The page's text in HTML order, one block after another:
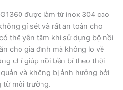
được làm từ inox 304 cao
gỉ sét và rất an toàn cho
thể yên tâm khi sử dụng bộ nồi
cho gia đình mà không lo về
chỉ giúp nồi bền bỉ theo thời
và không bị ảnh hưởng bởi
từ môi trường.